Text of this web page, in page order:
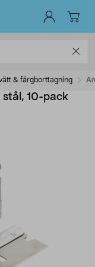
& färgborttagning
stål, 10-pack